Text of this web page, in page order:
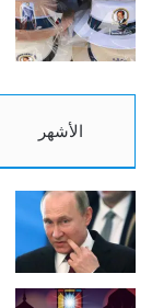
الأشهر